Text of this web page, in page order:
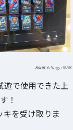
Saiga NAK
遊で使用できた上
！
を受け取りま